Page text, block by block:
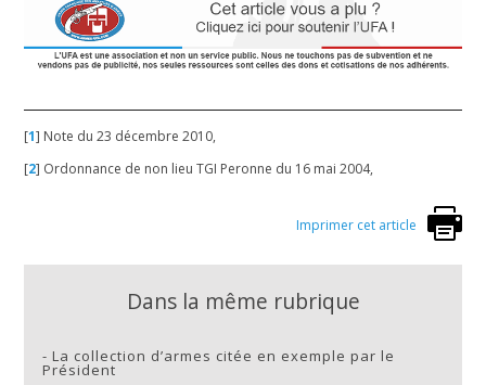
[1] Note du 23 décembre 2010,
[2] Ordonnance de non lieu TGI Peronne du 16 mai 2004,
Imprimer cet article
Dans la même rubrique
-La collection d’armes citée en exemple par le
Président